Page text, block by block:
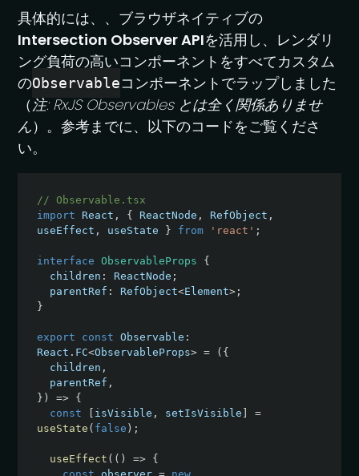
具体的には、、ブラウザネイティブの
Intersection Observer APIを活用し、レンダリ
ング負荷の高いコンポーネントをすべてカスタム
のObservableコンポーネントでラップしました
（ 注: RxJS Observables とは全く関係ありませ
ん）。参考までに、以下のコードをご覧くださ
い。
// Observable.tsx
import React , { ReactNode , RefObject ,
useEffect , useState } from 'react' ;
interface ObservableProps
{
  children
: ReactNode ;
  parentRef
: RefObject<Element> ;
}
export const Observable :
React . FC<ObservableProps> = ( {
  children
,
  parentRef
,
} ) => {
const
isVisible , setIsVisible
=
useState ( false ) ;
useEffect ( ( ) => {